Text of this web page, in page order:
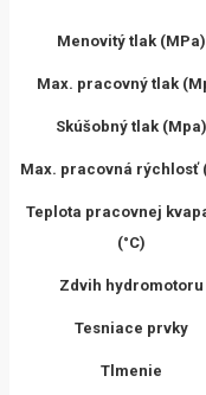
Menovitý tlak (MPa)
Max. pracovný tlak
Skúšobný tlak (Mpa)
Max. pracovná rýchlosť
Teplota pracovnej
(°C)
Zdvih hydromotoru
Tesniace prvky
Tlmenie